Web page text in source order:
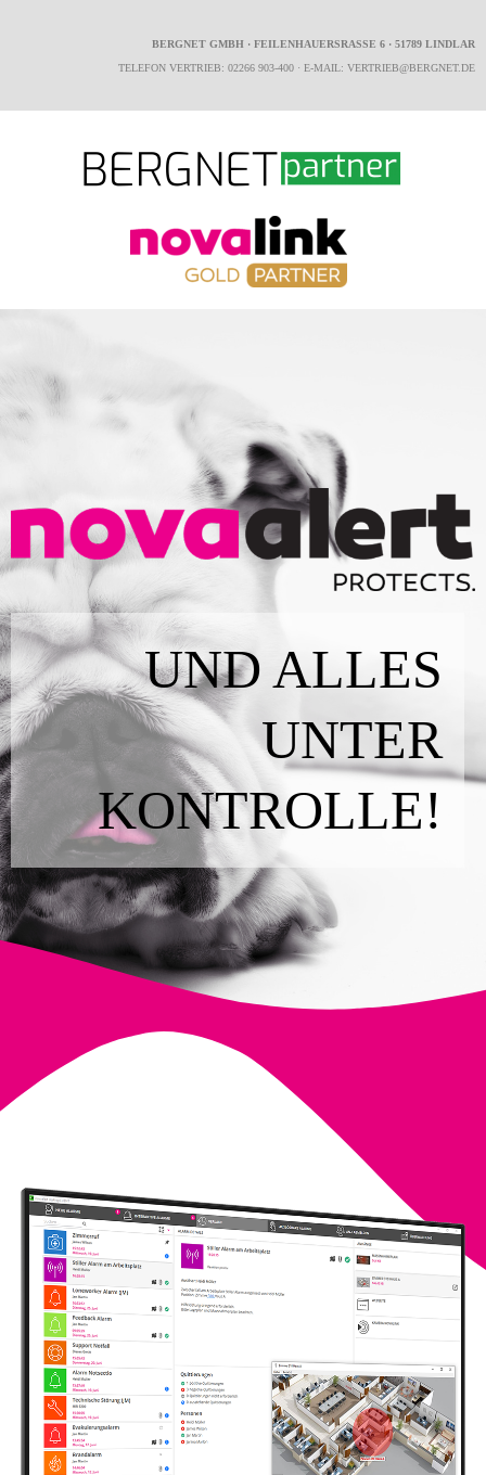
BERGNET GMBH · FEILENHAUERSRASSE 6 · 51789 LINDLAR
TELEFON VERTRIEB: 02266 903-400 · E-MAIL: VERTRIEB@BERGNET.DE
UND ALLES
UNTER
KONTROLLE!